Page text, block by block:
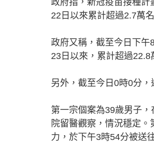
政府指，新冠疫苗接種計
22日以來累計超過2.7萬
政府又稱，截至今日下午
23日以來，累計超過22.8
另外，截至今日0時0分，
第一宗個案為39歲男子
院留醫觀察，情況穩定
力，於下午3時54分被送